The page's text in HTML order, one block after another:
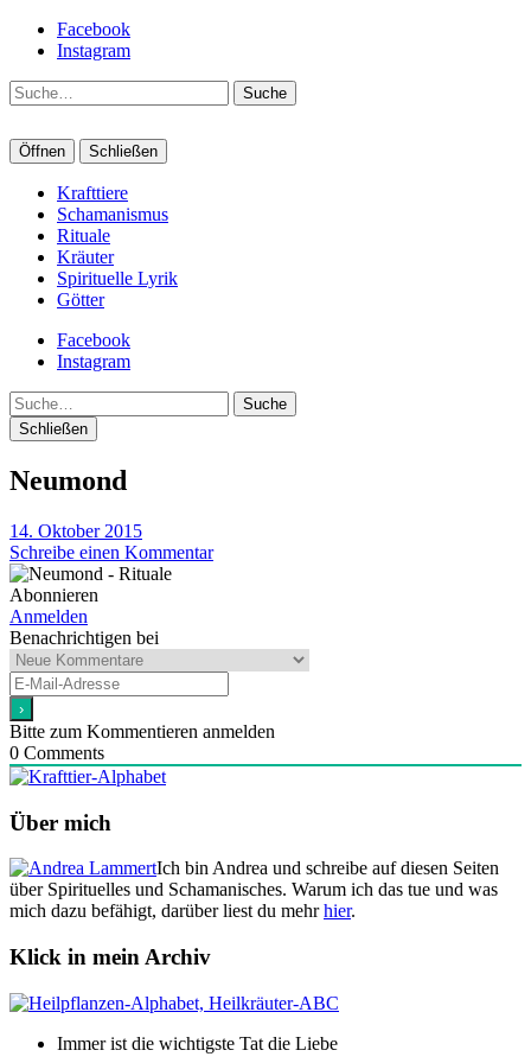
Facebook
Instagram
Suche
Öffnen Schließen
Krafttiere
Schamanismus
Rituale
Kräuter
Spirituelle Lyrik
Götter
Facebook
Instagram
Suche
Schließen
Neumond
14. Oktober 2015
Schreibe einen Kommentar
Abonnieren
Anmelden
Benachrichtigen bei
Bitte zum Kommentieren anmelden
0 Comments
Über mich
Ich bin Andrea und schreibe auf diesen Seiten
über Spirituelles und Schamanisches. Warum ich das tue und was
mich dazu befähigt, darüber liest du mehrhier.
Klick in mein Archiv
Immer ist die wichtigste Tat die Liebe